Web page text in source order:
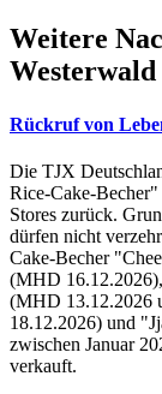
Weitere
Westerwald
Rückruf von
Die TJX
Rice-Cake-
Stores zurück.
dürfen nicht
Cake-Becher
(MHD
(MHD 13.12.2026
18.12.2026) und
zwischen Januar
verkauft.